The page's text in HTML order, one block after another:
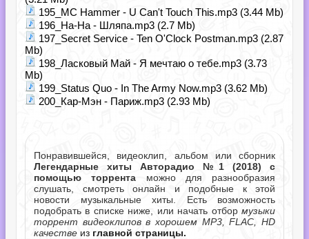
195_MC Hammer - U Can't Touch This.mp3 (3.44 Mb)
196_На-На - Шляпа.mp3 (2.7 Mb)
197_Secret Service - Ten O'Clock Postman.mp3 (2.87
Mb)
198_Ласковый Май - Я мечтаю о тебе.mp3 (3.73
Mb)
199_Status Quo - In The Army Now.mp3 (3.62 Mb)
200_Кар-Мэн - Париж.mp3 (2.93 Mb)
Понравившейся, видеоклип, альбом или сборник
Легендарные хиты Авторадио №1 (2018) с
помощью торрента можно для разнообразия
слушать, смотреть онлайн и подобные к этой
новости музыкальные хиты. Есть возможность
подобрать в списке ниже, или начать отбор музыки
торрент видеоклипов в хорошем MP3, FLAC, HD
качестве из главной страницы.